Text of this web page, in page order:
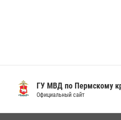
ГУ МВД по Пермскому
Официальный сайт